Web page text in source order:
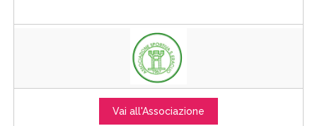
Vai all'Associazione